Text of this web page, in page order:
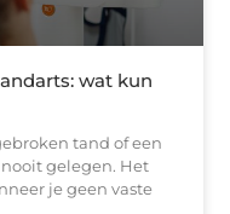
wat kun
tand of een
gelegen. Het
je geen vaste